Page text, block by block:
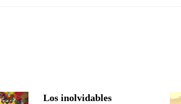
Los inolvidables